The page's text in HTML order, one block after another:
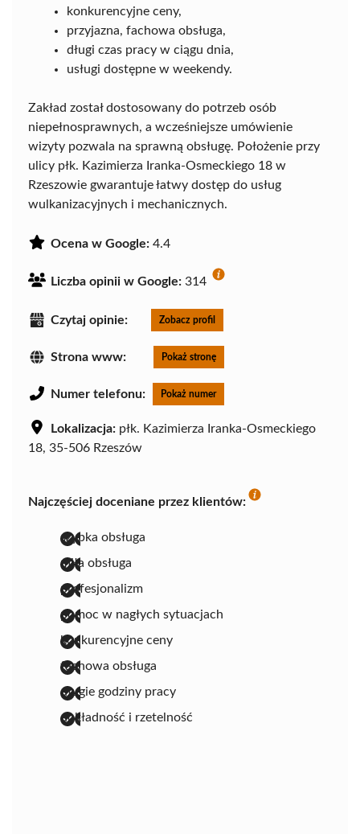
konkurencyjne ceny,
przyjazna, fachowa obsługa,
długi czas pracy w ciągu dnia,
usługi dostępne w weekendy.
Zakład został dostosowany do potrzeb osób
niepełnosprawnych, a wcześniejsze umówienie
wizyty pozwala na sprawną obsługę. Położenie przy
ulicy płk. Kazimierza Iranka-Osmeckiego 18 w
Rzeszowie gwarantuje łatwy dostęp do usług
wulkanizacyjnych i mechanicznych.
Ocena w Google: 4.4
Liczba opinii w Google: 314
Czytaj opinie: Zobacz profil
Strona www: Pokaż stronę
Numer telefonu: Pokaż numer
Lokalizacja: płk. Kazimierza Iranka-Osmeckiego
18, 35-506 Rzeszów
Najczęściej doceniane przez klientów:
szybka obsługa
miła obsługa
profesjonalizm
pomoc w nagłych sytuacjach
konkurencyjne ceny
fachowa obsługa
długie godziny pracy
dokładność i rzetelność